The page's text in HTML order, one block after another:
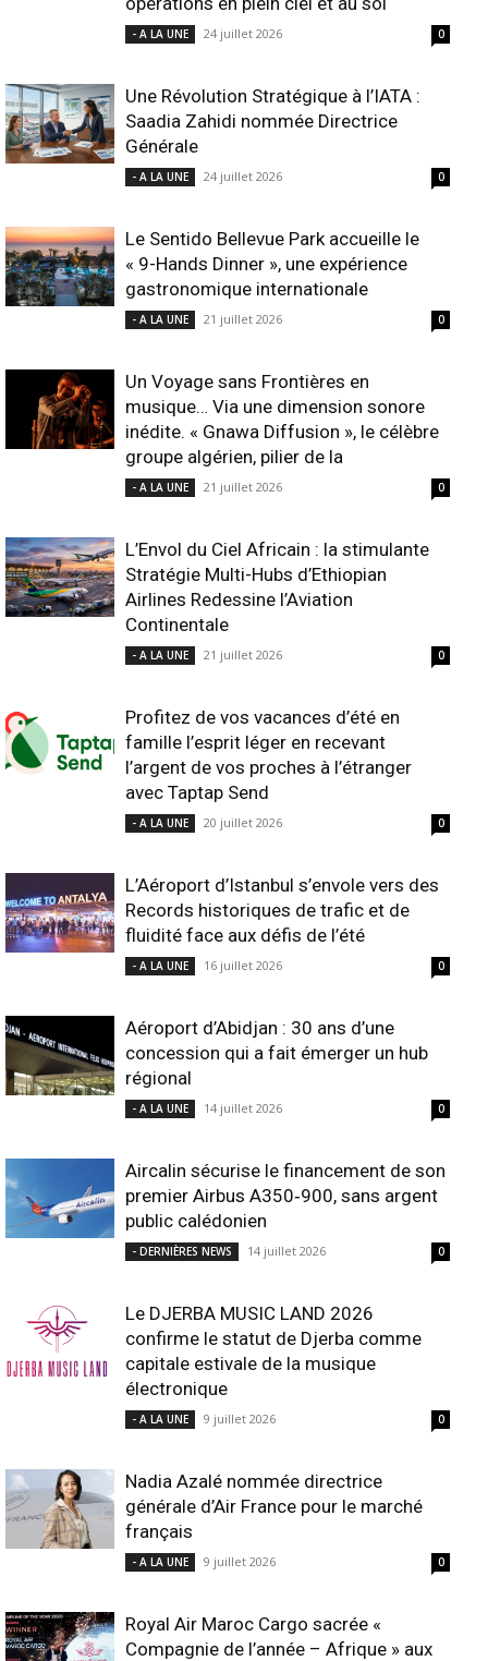
- A LA UNE 24 juillet 2026 0
Une Révolution Stratégique à l’IATA :
Saadia Zahidi nommée Directrice
Générale
- A LA UNE 24 juillet 2026 0
Le Sentido Bellevue Park accueille le
« 9-Hands Dinner », une expérience
gastronomique internationale
- A LA UNE 21 juillet 2026 0
Un Voyage sans Frontières en
musique… Via une dimension sonore
inédite. « Gnawa Diffusion », le célèbre
groupe algérien, pilier de la
- A LA UNE 21 juillet 2026 0
L’Envol du Ciel Africain : la stimulante
Stratégie Multi-Hubs d’Ethiopian
Airlines Redessine l’Aviation
Continentale
- A LA UNE 21 juillet 2026 0
Profitez de vos vacances d’été en
famille l’esprit léger en recevant
l’argent de vos proches à l’étranger
avec Taptap Send
- A LA UNE 20 juillet 2026 0
L’Aéroport d’Istanbul s’envole vers des
Records historiques de trafic et de
fluidité face aux défis de l’été
- A LA UNE 16 juillet 2026 0
Aéroport d’Abidjan : 30 ans d’une
concession qui a fait émerger un hub
régional
- A LA UNE 14 juillet 2026 0
Aircalin sécurise le financement de son
premier Airbus A350‑900, sans argent
public calédonien
- DERNIÈRES NEWS 14 juillet 2026 0
Le DJERBA MUSIC LAND 2026
confirme le statut de Djerba comme
capitale estivale de la musique
électronique
- A LA UNE 9 juillet 2026 0
Nadia Azalé nommée directrice
générale d’Air France pour le marché
français
- A LA UNE 9 juillet 2026 0
Royal Air Maroc Cargo sacrée «
Compagnie de l’année – Afrique » aux